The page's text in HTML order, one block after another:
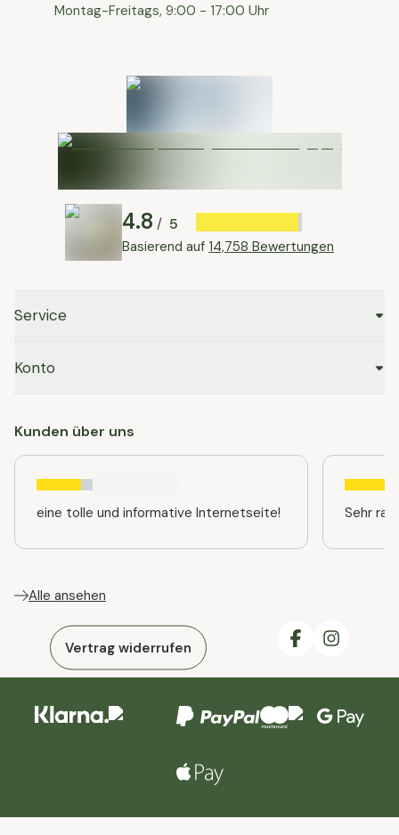
Montag-Freitags, 9:00 - 17:00 Uhr
4.8 / 5
Basierend auf 14,758 Bewertungen
Service
Konto
Kunden über uns
eine tolle und informative Internetseite! Sehr
Alle ansehen
Vertrag widerrufen